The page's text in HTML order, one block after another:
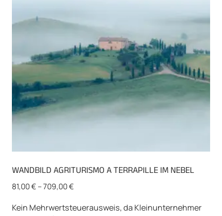
können
der
Produktseite
gewählt
WANDBILD AGRITURISMO A TERRAPILLE IM NEBEL
81,00€–709,00€
Kein Mehrwertsteuerausweis, da Kleinunternehmer